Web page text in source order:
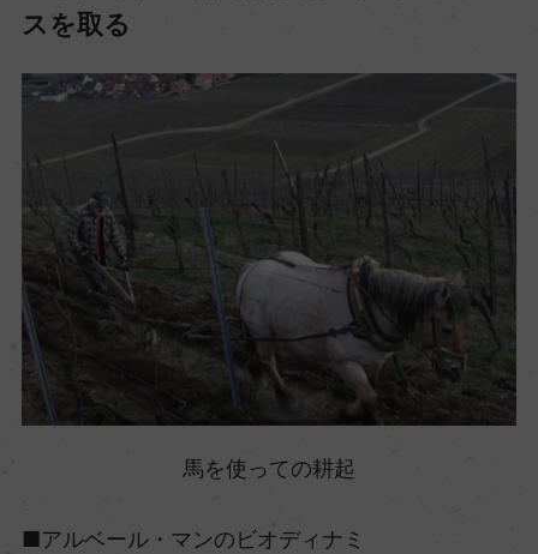
スを取る
馬を使っての耕起
■アルベール・マンのビオディナミ